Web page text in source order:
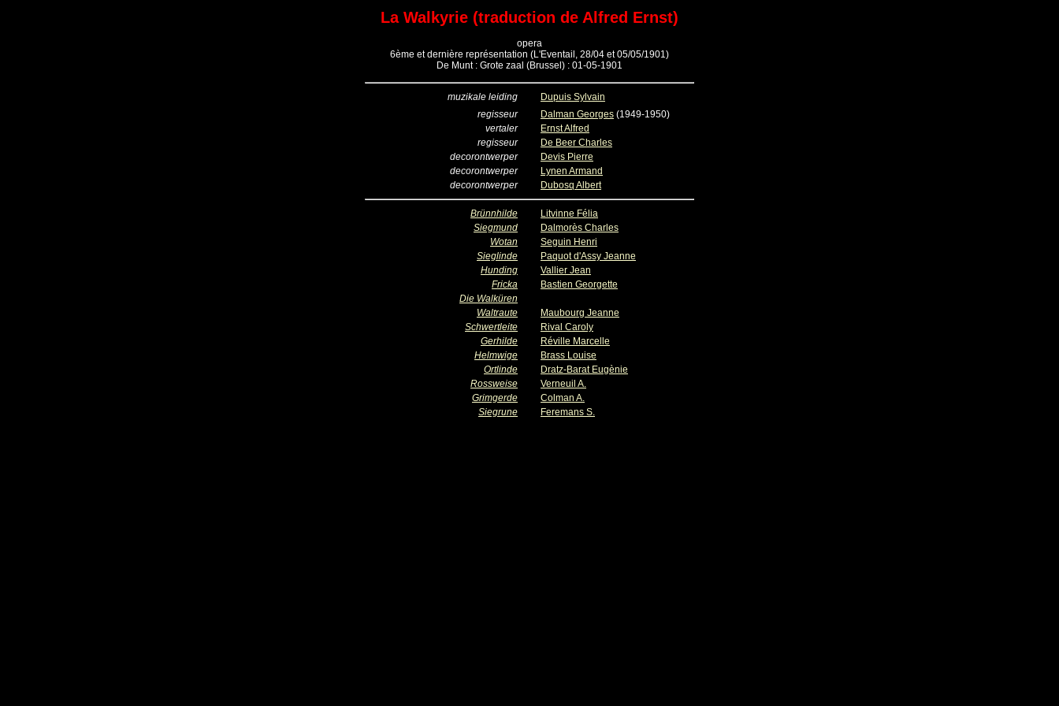
La Walkyrie (traduction de Alfred Ernst)
opera
6ème et dernière représentation (L'Eventail, 28/04 et 05/05/1901)
De Munt : Grote zaal (Brussel) : 01-05-1901
muzikale leiding
Dupuis Sylvain
regisseur
Dalman Georges (1949-1950)
vertaler
Ernst Alfred
regisseur
De Beer Charles
decorontwerper
Devis Pierre
decorontwerper
Lynen Armand
decorontwerper
Dubosq Albert
Brünnhilde
Litvinne Félia
Siegmund
Dalmorès Charles
Wotan
Seguin Henri
Sieglinde
Paquot d'Assy Jeanne
Hunding
Vallier Jean
Fricka
Bastien Georgette
Die Walküren
Waltraute
Maubourg Jeanne
Schwertleite
Rival Caroly
Gerhilde
Réville Marcelle
Helmwige
Brass Louise
Ortlinde
Dratz-Barat Eugènie
Rossweise
Verneuil A.
Grimgerde
Colman A.
Siegrune
Feremans S.